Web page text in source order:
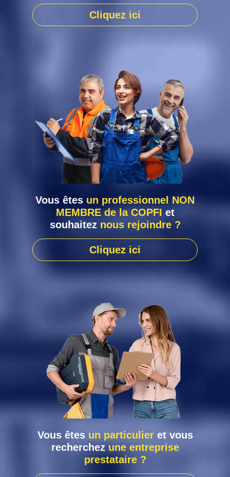
Cliquez ici
Vous êtes un professionnel NON
MEMBRE de la COPFI et
souhaitez nous rejoindre ?
Cliquez ici
Vous êtes un particulieret vous
recherchezune entreprise
prestataire ?